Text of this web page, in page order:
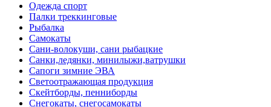
Одежда спорт
Палки треккинговые
Рыбалка
Самокаты
Сани-волокуши, сани рыбацкие
Санки,ледянки, минилыжи,ватрушки
Сапоги зимние ЭВА
Светоотражающая продукция
Скейтборды, пенниборды
Снегокаты, снегосамокаты